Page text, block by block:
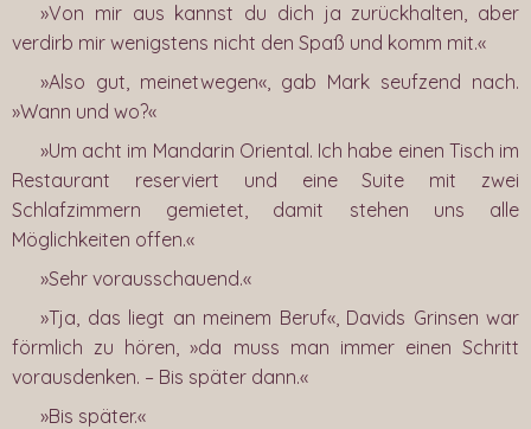
»Von mir aus kannst du dich ja zurückhalten, aber
verdirb mir wenigstens nicht den Spaß und komm mit.«
»Also gut, meinetwegen«, gab Mark seufzend nach.
»Wann und wo?«
»Um acht im Mandarin Oriental. Ich habe einen Tisch im
Restaurant reserviert und eine Suite mit zwei
Schlafzimmern gemietet, damit stehen uns alle
Möglichkeiten offen.«
»Sehr vorausschauend.«
»Tja, das liegt an meinem Beruf«, Davids Grinsen war
förmlich zu hören, »da muss man immer einen Schritt
vorausdenken. – Bis später dann.«
»Bis später.«